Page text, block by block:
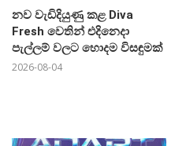
නව වැඩිදියුණු කළ Diva
Fresh වෙතින් එදිනෙදා
පැල්ලම් වලට හොදම විසඳුමක්
2026-08-04